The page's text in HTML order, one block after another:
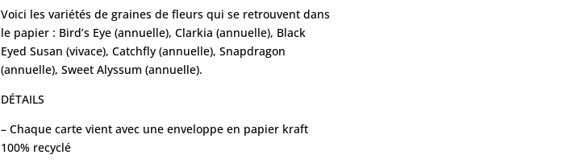
Voici les variétés de graines de fleurs qui se retrouvent dans
le papier : Bird’s Eye (annuelle), Clarkia (annuelle), Black
Eyed Susan (vivace), Catchfly (annuelle), Snapdragon
(annuelle), Sweet Alyssum (annuelle).
DÉTAILS
– Chaque carte vient avec une enveloppe en papier kraft
100% recyclé